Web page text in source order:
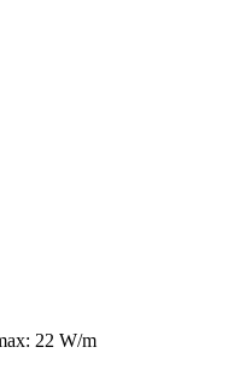
22 W/m